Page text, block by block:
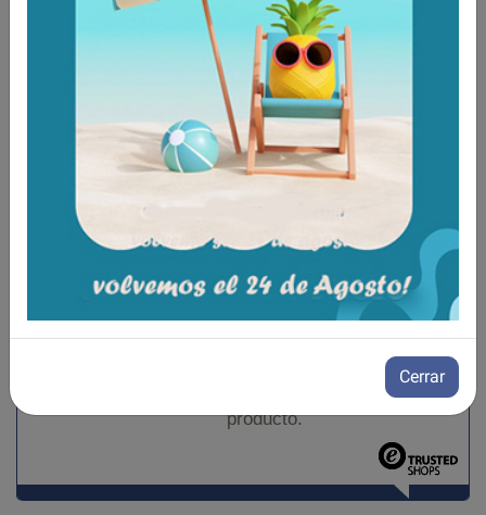
rendimiento respecto del ciclo de vida que
nuestras baterías de gel, ofrecen un menor costo
inicial y proporcionan funciones suficientes para
satisfacer las necesidades menos críticas de
ciertas aplicaciones de movilidad de menor
Para un uso diario considerable y aplicaciones de
rehabilitación tradicionales, es muy recomendable
seguir utilizando las baterías de gel de alto
rendimiento.*Puede que la imagen publicada no
corresponda exactamente con el modelo actual
Aún no existen valoraciones para este
producto.
Cerrar